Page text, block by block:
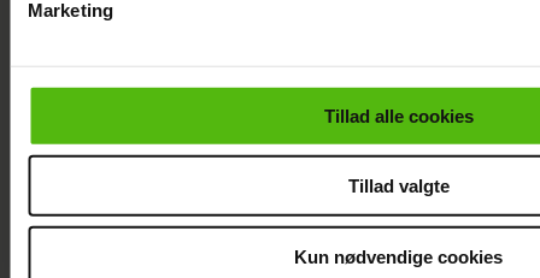
cookiepolitik.
Marketing
Tillad alle cookies
Tillad valgte
Kun nødvendige cookies